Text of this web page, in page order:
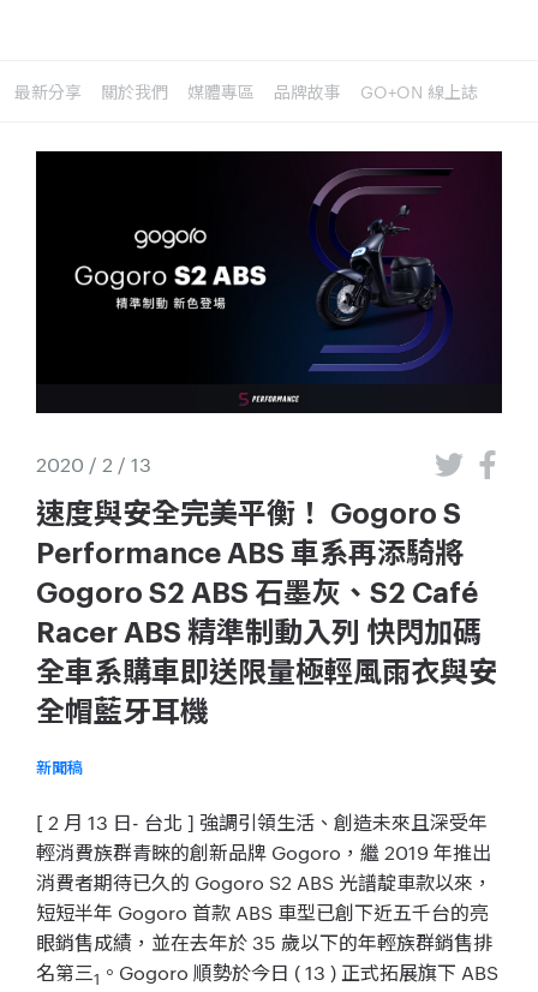
最新分享 關於我們 媒體專區 品牌故事 GO+ON 線上誌
2020 / 2 / 13
速度與安全完美平衡！ Gogoro S
Performance ABS 車系再添騎將
Gogoro S2 ABS 石墨灰、S2 Café
Racer ABS 精準制動入列 快閃加碼
全車系購車即送限量極輕風雨衣與安
全帽藍牙耳機
新聞稿
[ 2 月 13 日- 台北 ] 強調引領生活、創造未來且深受年
輕消費族群青睞的創新品牌 Gogoro，繼 2019 年推出
消費者期待已久的 Gogoro S2 ABS 光譜靛車款以來，
短短半年 Gogoro 首款 ABS 車型已創下近五千台的亮
眼銷售成績，並在去年於 35 歲以下的年輕族群銷售排
名第三1 。Gogoro 順勢於今日 ( 13 ) 正式拓展旗下 ABS